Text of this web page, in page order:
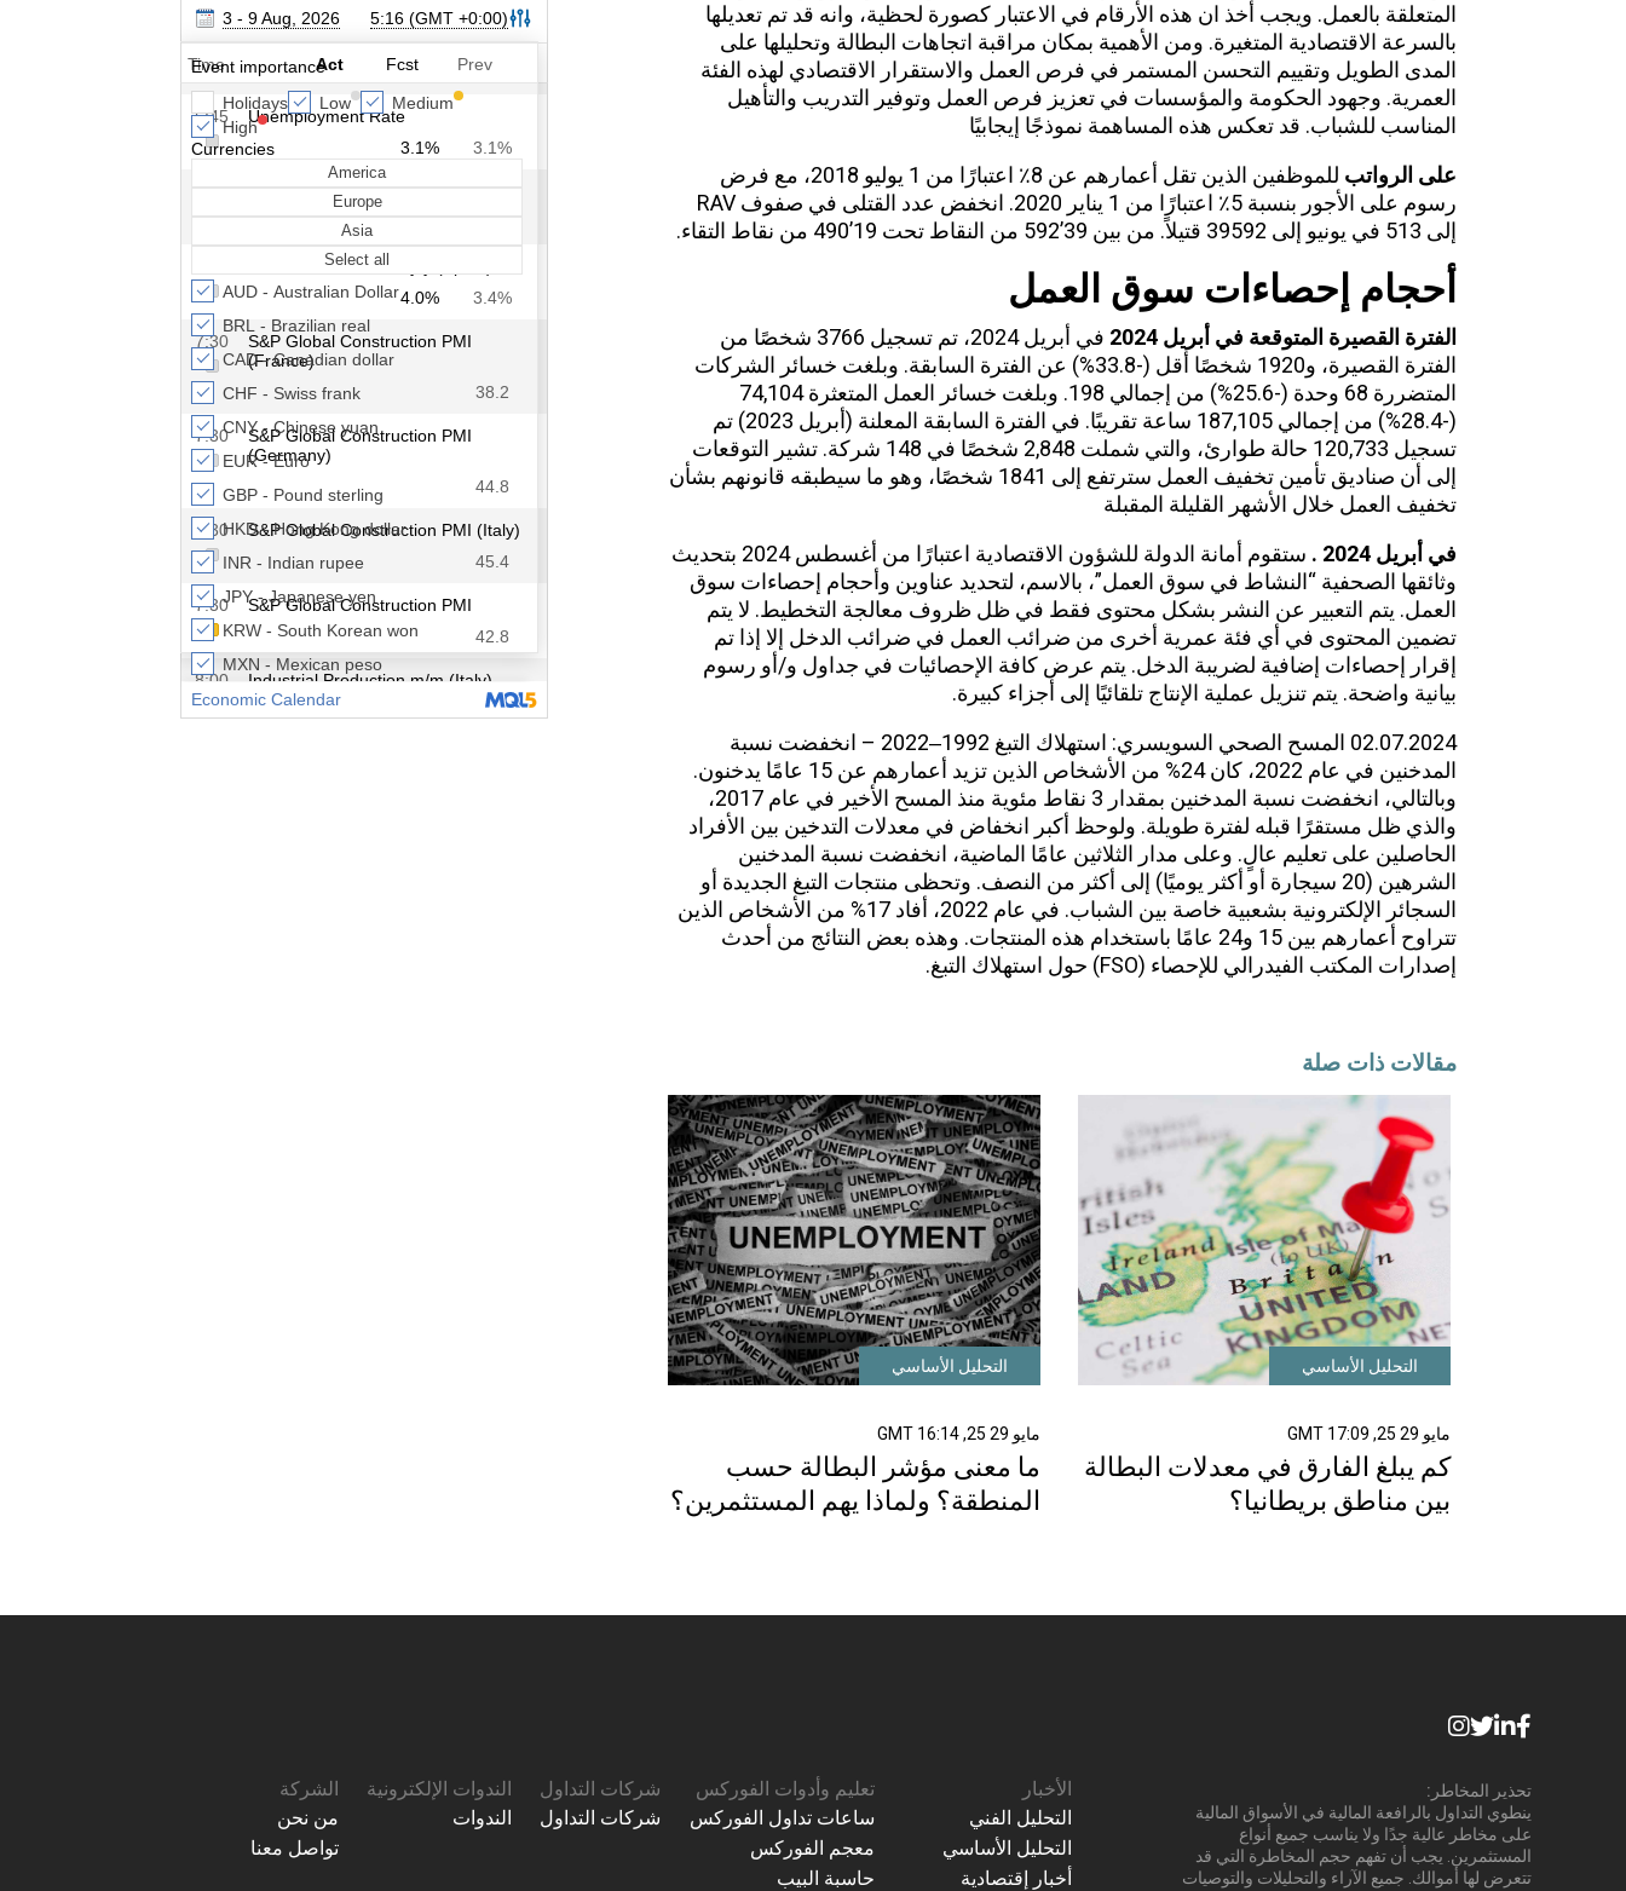
المتعلقة بالعمل. ويجب أخذ ان هذه الأرقام في الاعتبار كصورة لحظية، وانه قد تم تعديلها
بالسرعة الاقتصادية المتغيرة. ومن الأهمية بمكان مراقبة اتجاهات البطالة وتحليلها على
المدى الطويل وتقييم التحسن المستمر في فرص العمل والاستقرار الاقتصادي لهذه الفئة
العمرية. وجهود الحكومة والمؤسسات في تعزيز فرص العمل وتوفير التدريب والتأهيل
المناسب للشباب. قد تعكس هذه المساهمة نموذجًا إيجابيًا
على الرواتب
للموظفين الذين تقل أعمارهم عن 8٪ اعتبارًا من 1 يوليو 2018، مع فرض
رسوم على الأجور بنسبة 5٪ اعتبارًا من 1 يناير 2020. انخفض عدد القتلى في صفوف RAV
إلى 513 في يونيو إلى 39592 قتيلاً. من بين 39’592 من النقاط تحت 19’490 من نقاط التقاء.
أحجام إحصاءات سوق العمل
الفترة القصيرة المتوقعة في أبريل 2024
في أبريل 2024، تم تسجيل 3766 شخصًا من
الفترة القصيرة، و1920 شخصًا أقل (-33.8%) عن الفترة السابقة. وبلغت خسائر الشركات
المتضررة 68 وحدة (-25.6%) من إجمالي 198. وبلغت خسائر العمل المتعثرة 74,104
(-28.4%) من إجمالي 187,105 ساعة تقريبًا. في الفترة السابقة المعلنة (أبريل 2023) تم
تسجيل 120,733 حالة طوارئ، والتي شملت 2,848 شخصًا في 148 شركة. تشير التوقعات
إلى أن صناديق تأمين تخفيف العمل سترتفع إلى 1841 شخصًا، وهو ما سيطبقه قانونهم بشأن
تخفيف العمل خلال الأشهر القليلة المقبلة
في أبريل 2024
.
ستقوم أمانة الدولة للشؤون الاقتصادية اعتبارًا من أغسطس 2024 بتحديث
وثائقها الصحفية “النشاط في سوق العمل”، بالاسم، لتحديد عناوين وأحجام إحصاءات سوق
العمل. يتم التعبير عن النشر بشكل محتوى فقط في ظل ظروف معالجة التخطيط. لا يتم
تضمين المحتوى في أي فئة عمرية أخرى من ضرائب العمل في ضرائب الدخل إلا إذا تم
إقرار إحصاءات إضافية لضريبة الدخل. يتم عرض كافة الإحصائيات في جداول و/أو رسوم
بيانية واضحة. يتم تنزيل عملية الإنتاج تلقائيًا إلى أجزاء كبيرة.
02.07.2024 المسح الصحي السويسري: استهلاك التبغ 1992‒2022 – انخفضت نسبة
المدخنين في عام 2022، كان 24% من الأشخاص الذين تزيد أعمارهم عن 15 عامًا يدخنون.
وبالتالي، انخفضت نسبة المدخنين بمقدار 3 نقاط مئوية منذ المسح الأخير في عام 2017،
والذي ظل مستقرًا قبله لفترة طويلة. ولوحظ أكبر انخفاض في معدلات التدخين بين الأفراد
الحاصلين على تعليم عالٍ. وعلى مدار الثلاثين عامًا الماضية، انخفضت نسبة المدخنين
الشرهين (20 سيجارة أو أكثر يوميًا) إلى أكثر من النصف. وتحظى منتجات التبغ الجديدة أو
السجائر الإلكترونية بشعبية خاصة بين الشباب. في عام 2022، أفاد 17% من الأشخاص الذين
تتراوح أعمارهم بين 15 و24 عامًا باستخدام هذه المنتجات. وهذه بعض النتائج من أحدث
إصدارات المكتب الفيدرالي للإحصاء (FSO) حول استهلاك التبغ.
مقالات ذات صلة
التحليل الأساسي
مايو 29 25, 17:09 GMT
كم يبلغ الفارق في معدلات البطالة
بين مناطق بريطانيا؟
التحليل الأساسي
مايو 29 25, 16:14 GMT
ما معنى مؤشر البطالة حسب
المنطقة؟ ولماذا يهم المستثمرين؟
تحذير المخاطر:
ينطوي التداول بالرافعة المالية في الأسواق المالية
على مخاطر عالية جدًا ولا يناسب جميع أنواع
المستثمرين. يجب أن تفهم حجم المخاطرة التي قد
تتعرض لها أموالك. جميع الآراء والتحليلات والتوصيات
الأخبار
التحليل الفني
التحليل الأساسي
أخبار إقتصادية
تعليم وأدوات الفوركس
ساعات تداول الفوركس
معجم الفوركس
حاسبة البيب
شركات التداول
شركات التداول
الندوات الإلكترونية
الندوات
الشركة
من نحن
تواصل معنا